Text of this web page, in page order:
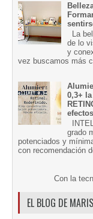
La
de lo
y
vez buscamos más
0,3+
grado
potenciados y
con recomendación
Con la
EL BLOG DE